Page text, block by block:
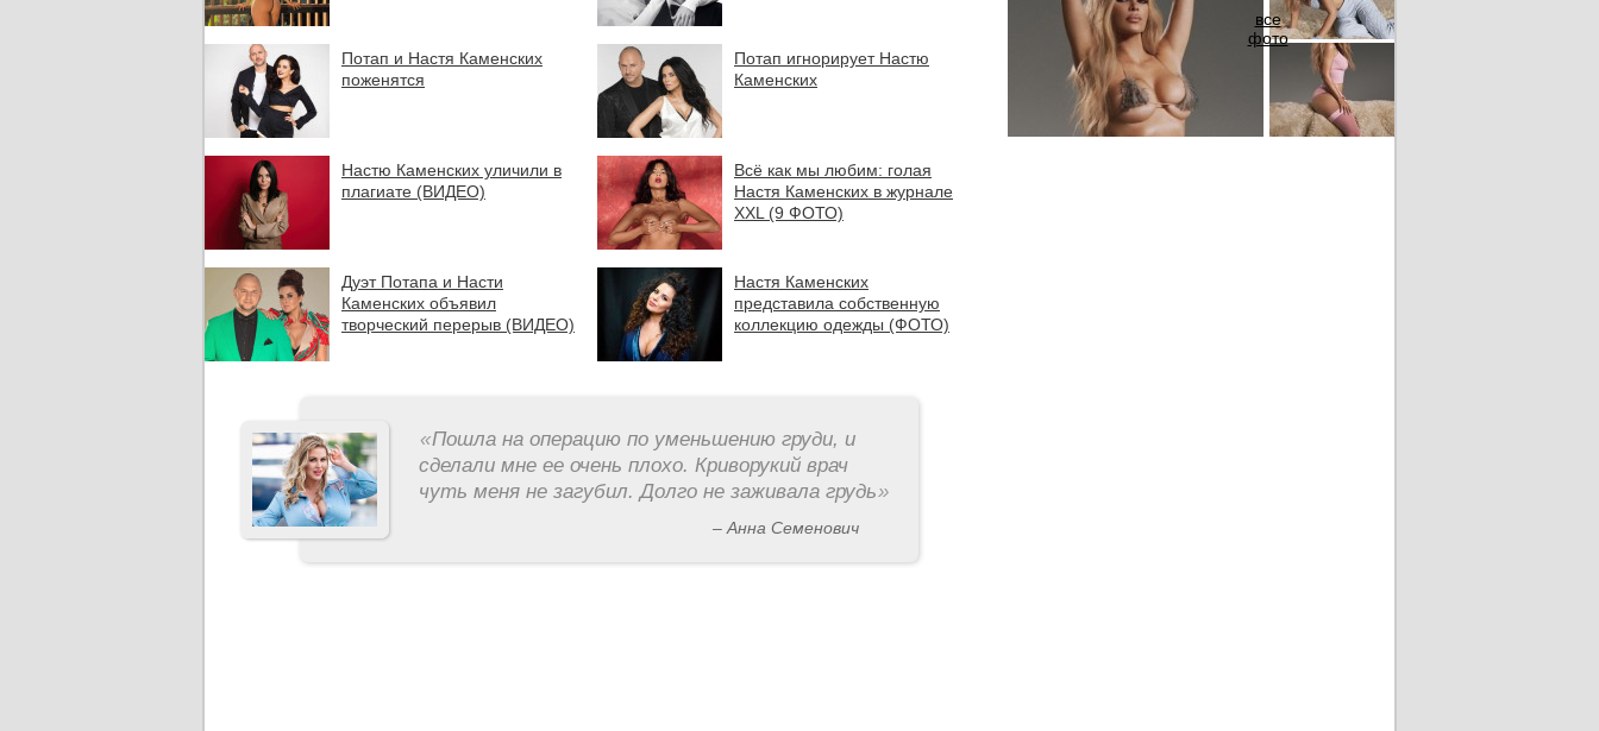
Потап и Настя Каменских
поженятся
Потап игнорирует Настю
Каменских
Настю Каменских уличили в
плагиате (ВИДЕО)
Всё как мы любим: голая
Настя Каменских в журнале
XXL (9 ФОТО)
Дуэт Потапа и Насти
Каменских объявил
творческий перерыв (ВИДЕО)
Настя Каменских
представила собственную
коллекцию одежды (ФОТО)
«Пошла на операцию по уменьшению груди, и
сделали мне ее очень плохо. Криворукий врач
чуть меня не загубил. Долго не заживала грудь»
– Анна Семенович
все
фото